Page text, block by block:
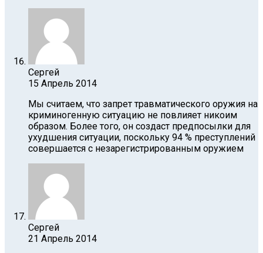
Сергей
15 Апрель 2014
Мы считаем, что запрет травматического оружия на
криминогенную ситуацию не повлияет никоим
образом. Более того, он создаст предпосылки для
ухудшения ситуации, поскольку 94 % преступлений
совершается с незарегистрированным оружием
Сергей
21 Апрель 2014